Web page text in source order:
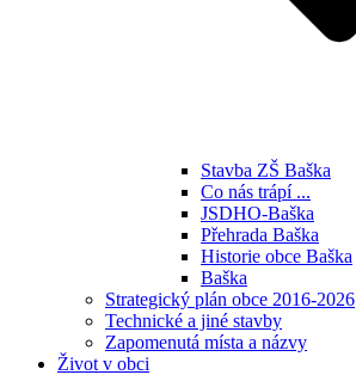
Stavba ZŠ Baška
Co nás trápí ...
JSDHO-Baška
Přehrada Baška
Historie obce Baška
Baška
Strategický plán obce 2016-2026
Technické a jiné stavby
Zapomenutá místa a názvy
Život v obci